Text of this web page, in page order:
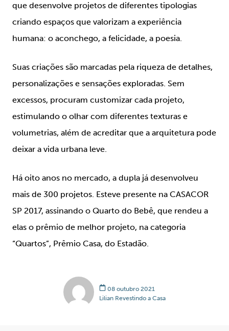
que desenvolve projetos de diferentes tipologias
criando espaços que valorizam a experiência
humana: o aconchego, a felicidade, a poesia.
Suas criações são marcadas pela riqueza de detalhes,
personalizações e sensações exploradas. Sem
excessos, procuram customizar cada projeto,
estimulando o olhar com diferentes texturas e
volumetrias, além de acreditar que a arquitetura pode
deixar a vida urbana leve.
Há oito anos no mercado, a dupla já desenvolveu
mais de 300 projetos. Esteve presente na CASACOR
SP 2017, assinando o Quarto do Bebê, que rendeu a
elas o prêmio de melhor projeto, na categoria
“Quartos”, Prêmio Casa, do Estadão.
08 outubro 2021
Lilian Revestindo a Casa